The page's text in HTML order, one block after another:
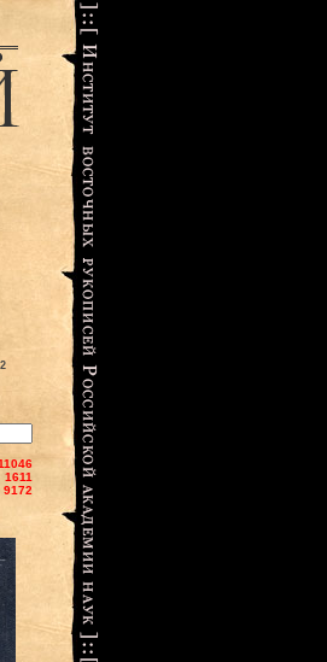
1611
9172